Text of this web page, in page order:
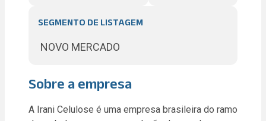
SEGMENTO DE LISTAGEM
NOVO MERCADO
Sobre a empresa
A Irani Celulose é uma empresa brasileira do ramo